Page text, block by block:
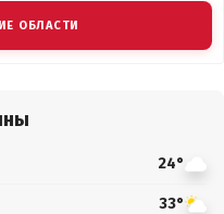
ОБЛАСТИ
24°
33°